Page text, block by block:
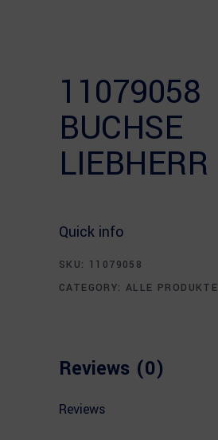
11079058
BUCHSE
LIEBHERR
Quick info
SKU: 11079058
CATEGORY:ALLE PRODUKTE
Reviews (0)
Reviews